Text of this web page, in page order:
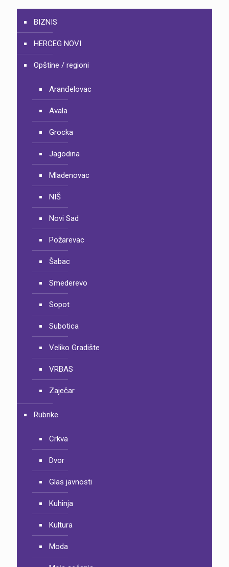
BIZNIS
HERCEG NOVI
Opštine / regioni
Aranđelovac
Avala
Grocka
Jagodina
Mladenovac
NIŠ
Novi Sad
Požarevac
Šabac
Smederevo
Sopot
Subotica
Veliko Gradište
VRBAS
Zaječar
Rubrike
Crkva
Dvor
Glas javnosti
Kuhinja
Kultura
Moda